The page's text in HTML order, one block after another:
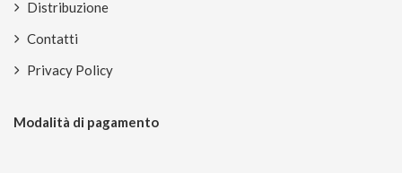
Distribuzione
Contatti
Privacy Policy
Modalità di pagamento